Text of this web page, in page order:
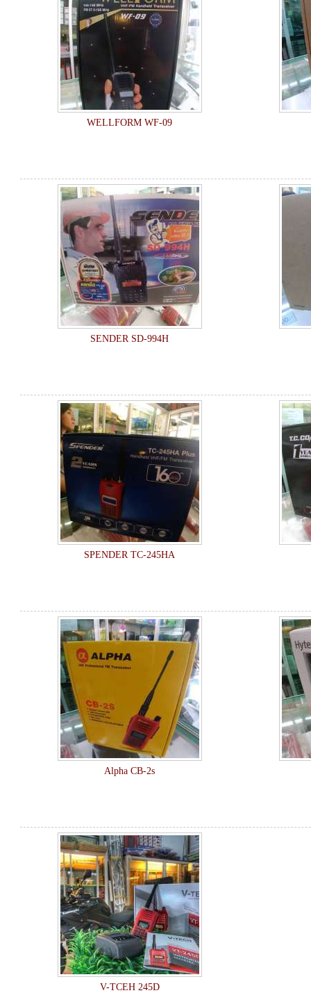
WELLFORM WF-09
SENDER SD-994H
SPENDER TC-245HA
Alpha CB-2s
V-TCEH 245D